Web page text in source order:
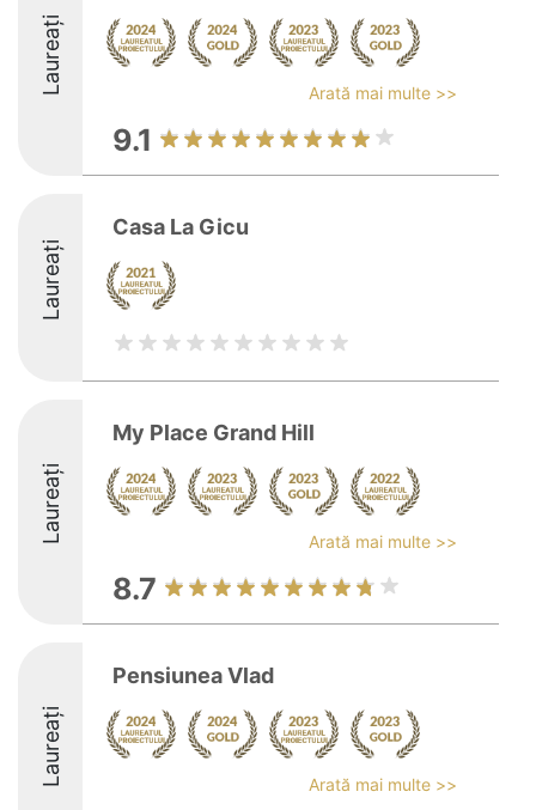
Laureați Arată mai multe >>
9.1
Laureați
Casa La Gicu
Laureați
My Place Grand Hill
Arată mai multe >>
8.7
Laureați
Pensiunea Vlad
Arată mai multe >>